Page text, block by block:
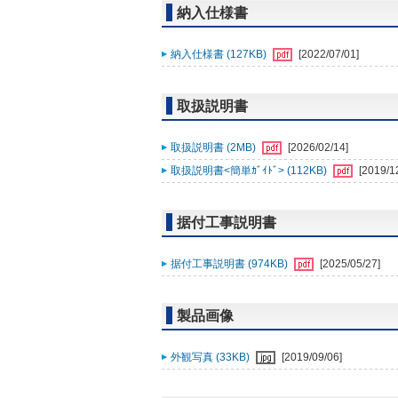
納入仕様書
納入仕様書 (127KB) [2022/07/01]
取扱説明書
取扱説明書 (2MB)
[2026/02/14]
取扱説明書<簡単ｶﾞｲﾄﾞ> (112KB)
[2019/
据付工事説明書
据付工事説明書 (974KB) [2025/05/27]
製品画像
外観写真 (33KB) [2019/09/06]